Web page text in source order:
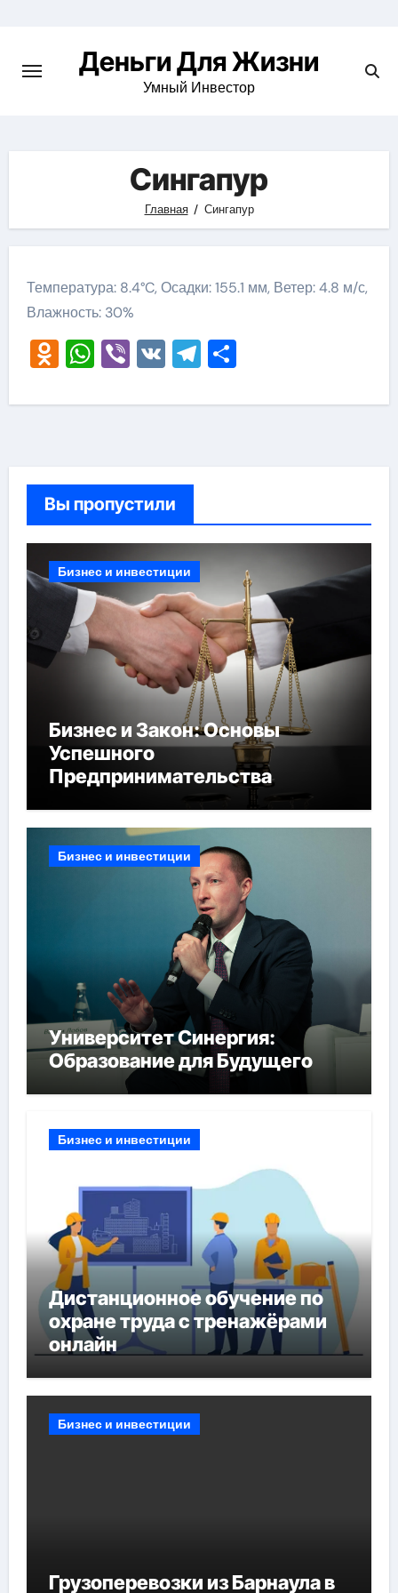
содержимомуДеньги Для Жизни
Умный Инвестор
Сингапур
Главная Сингапур
Температура: 8.4°C, Осадки: 155.1 мм, Ветер: 4.8 м/с,
Влажность: 30%
Odnoklassniki
WhatsApp
Viber
VKTelegram
Отправить
Вы пропустили
Бизнес и инвестиции
Бизнес и Закон: Основы
Успешного
Предпринимательства
Бизнес и инвестиции
Университет Синергия:
Образование для Будущего
Бизнес и инвестиции
Дистанционное обучение по
охране труда с тренажёрами
онлайн
Бизнес и инвестиции
Грузоперевозки из Барнаула в